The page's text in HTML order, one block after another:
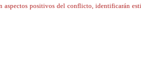
aspectos positivos del conflicto, identificarán